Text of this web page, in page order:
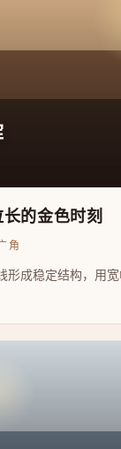
的金色时刻
角
形成稳定结构，用